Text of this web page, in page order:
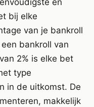
en
bij elke
van je bankroll
bankroll van
2% is elke bet
type
in de uitkomst. De
makkelijk